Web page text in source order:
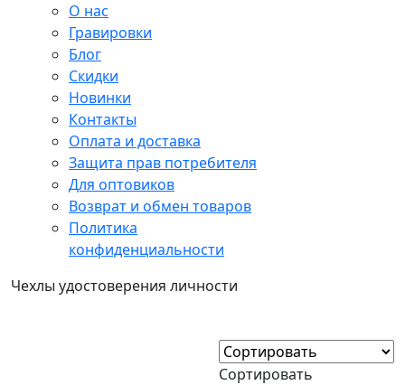
О нас
Гравировки
Блог
Скидки
Новинки
Контакты
Оплата и доставка
Защита прав потребителя
Для оптовиков
Возврат и обмен товаров
Политика
конфиденциальности
Чехлы удостоверения личности
Сортировать